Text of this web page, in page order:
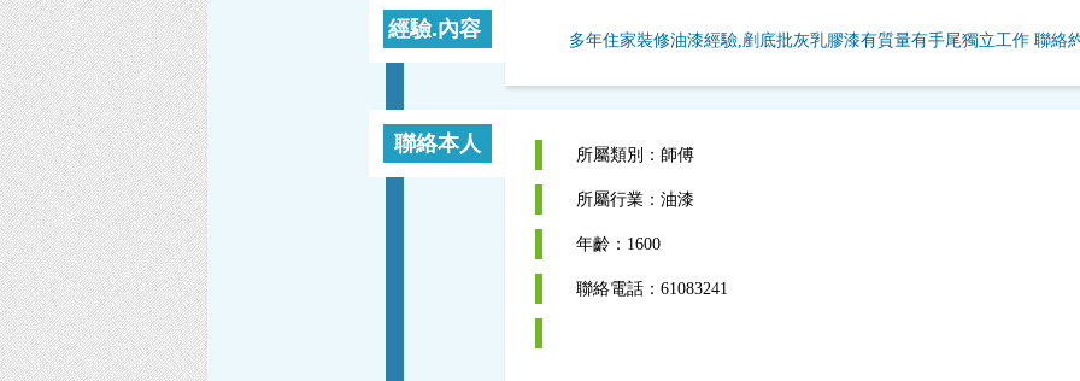
經驗.內容 多年住家裝修油漆經驗,剷底批灰乳膠漆有質量有手尾獨立工作 聯絡
聯絡本人 所屬類別：師傅
所屬行業：油漆
年齡：1600
聯絡電話：61083241